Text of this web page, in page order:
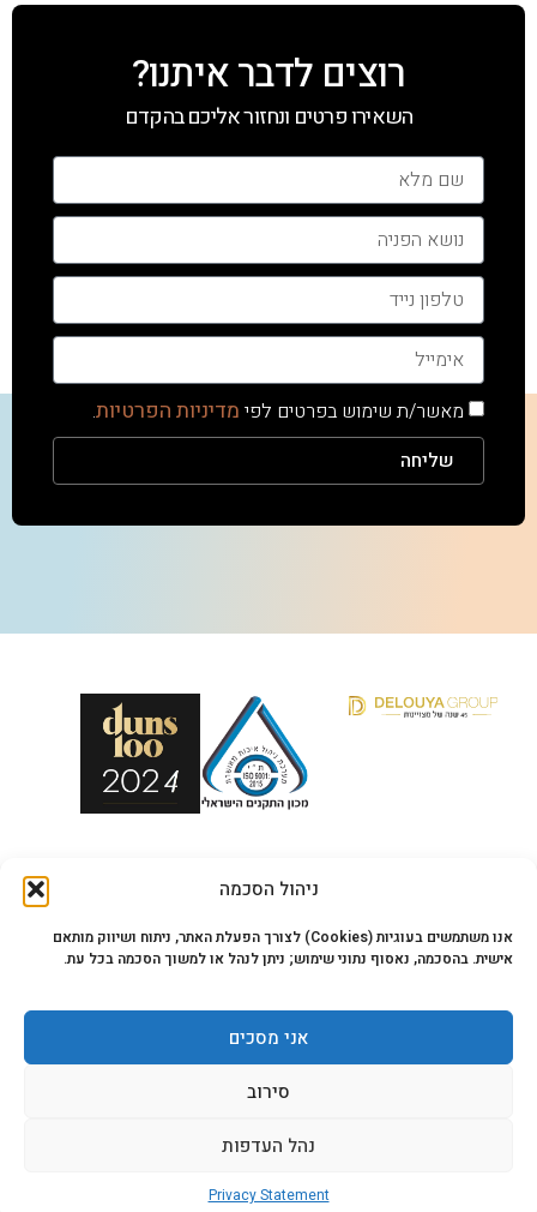
ניהול הסכמה
אנו משתמשים בעוגיות (Cookies) לצורך הפעלת האתר, ניתוח ושיווק מותאם
אישית. בהסכמה, נאסוף נתוני שימוש; ניתן לנהל או למשוך הסכמה בכל עת.
אני מסכים
סירוב
נהל העדפות
Privacy Statement
רוצים לדבר איתנו?
השאירו פרטים ונחזור אליכם בהקדם
מאשר/ת שימוש בפרטים לפי מדיניות הפרטיות.
שליחה
050-7597485
כתובת:הפועלים 23, עמק שרה, באר שבע
ת.ד:84872